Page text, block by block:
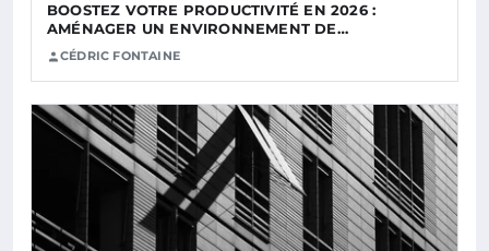
BOOSTEZ VOTRE PRODUCTIVITÉ EN 2026 :
AMÉNAGER UN ENVIRONNEMENT DE…
CÉDRIC FONTAINE